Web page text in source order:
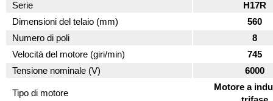
Serie
H17R
Dimensioni del telaio (mm)
560
Numero di poli
8
Velocità del motore (giri/min)
745
Tensione nominale (V)
6000
Tipo di motore
Motore a